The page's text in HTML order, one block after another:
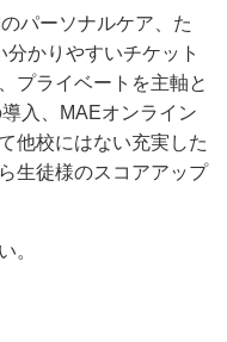
パーソナルケア、た
かりやすいチケット
プライベートを主軸と
入、MAEオンライン
他校にはない充実した
生徒様のスコアアップ
。